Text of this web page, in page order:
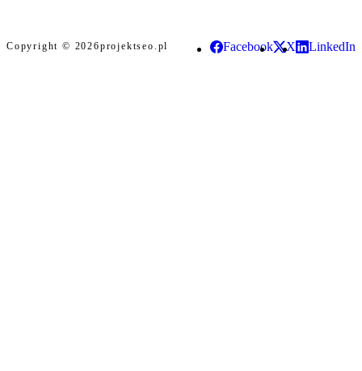
Copyright © 2026projektseo.pl Facebook X LinkedIn